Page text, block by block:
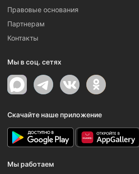
Правовые основания
Партнерам
Контакты
Мы в соц. сетях
Скачайте наше приложение
Мы работаем